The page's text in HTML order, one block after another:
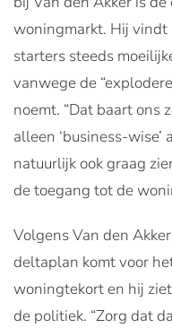
woningmarkt. Hij
starters steeds
vanwege de
noemt. “Dat baart ons
alleen ‘business-
natuurlijk ook graag
de toegang tot de
Volgens Van den
deltaplan komt voor
woningtekort en hij
de politiek. “Zorg dat